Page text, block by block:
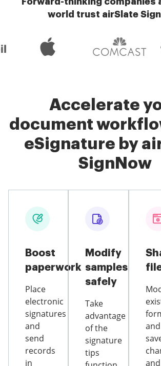
world trust airSlate
Accelerate
document
eSignature by
SignNow
Boost
paperwork
Place
electronic
signatures
and
send
records
in
Modify
samples
safely
Take
advantage
of the
signature
tips
and
and